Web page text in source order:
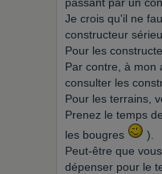
Je crois qu'il ne
constructeur
Pour les
Par contre, à mon
consulter les
Pour les terrains,
Prenez le temps
les bougres
).
Peut-être que
dépenser pour le